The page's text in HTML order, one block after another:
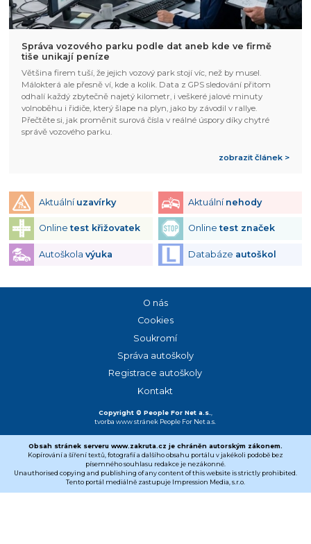
Správa vozového parku podle dat aneb kde ve firmě
tiše unikají peníze
Většina firem tuší, že jejich vozový park stojí víc, než by musel.
Málokterá ale přesně ví, kde a kolik. Data z GPS sledování přitom
odhalí každý zbytečně najetý kilometr, i veškeré jalové minuty
volnoběhu i řidiče, který šlape na plyn, jako by závodil v rallye.
Přečtěte si, jak proměnit surová čísla v reálné úspory díky chytré
správě vozového parku.
zobrazit článek >
Aktuální uzavírky Aktuální nehody
Onlinetest křižovatek Onlinetest značek
Autoškola výuka Databáze autoškol
Copyright © People For Net a.s.
tvorba www stránek People For Net a.s.
O nás
Cookies
Soukromí
Správa autoškoly
Registrace autoškoly
Kontakt
Obsah stránek serveru www.zakruta.cz je chráněn autorským zákonem.
Kopírování a šíření textů, fotografií a dalšího obsahu portálu v jakékoli podobě bez
písemného souhlasu redakce je nezákonné.
Unauthorised copying and publishing of any content of this website is strictly prohibited.
Tento portál mediálně zastupuje Impression Media, s.r.o.